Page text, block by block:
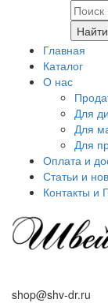
Найти
Главная
Каталог
О нас
Для
Для
Для
Оплата и
Статьи и
Контакты и
shop@shv-dr.ru